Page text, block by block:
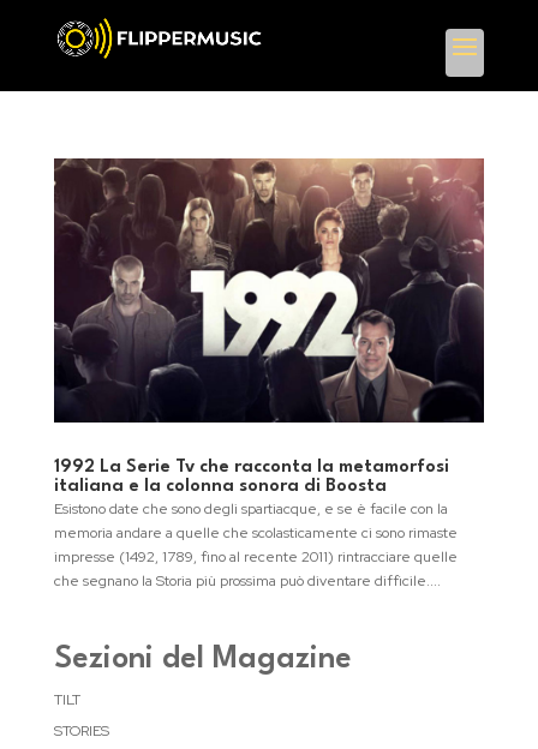
1992 La Serie Tv che racconta la metamorfosi
italiana e la colonna sonora di Boosta
Esistono date che sono degli spartiacque, e se è facile con la
memoria andare a quelle che scolasticamente ci sono rimaste
impresse (1492, 1789, fino al recente 2011) rintracciare quelle
che segnano la Storia più prossima può diventare difficile....
Sezioni del Magazine
TILT
STORIES